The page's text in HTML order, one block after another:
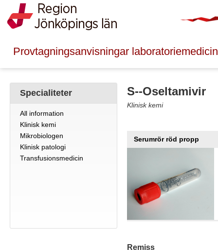
Provtagningsanvisningar laboratoriemedicin
Specialiteter
All information
Klinisk kemi
Mikrobiologen
Klinisk patologi
Transfusionsmedicin
S--Oseltamivir
Klinisk kemi
Serumrör röd propp
Remiss